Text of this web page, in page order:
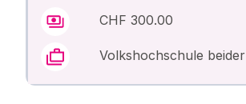
CHF 300.00
Volkshochschule